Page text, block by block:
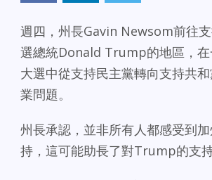
週四，州長Gavin Newsom前往
選總統Donald Trump的地區，
大選中從支持民主黨轉向支持共
業問題。
州長承認，並非所有人都感受到
持，這可能助長了對Trump的支持